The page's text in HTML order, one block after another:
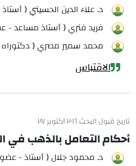
د. علاء الدين الحسيني (
فريد فنري ( أستاذ مساعد -
محمد سمير مصري ( دكتوراه
الاقتباس
تاريخ قبول البحث ٢٠١٦ أكتوبر ٢٧
أحكام التعامل بالذهب في
د. محمود جلال ( أستاذ -